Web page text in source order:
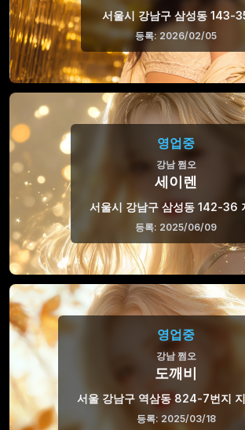
서울시 강남구 삼성동 143-
등록: 2026/02/05
영업중
강남 쩜오
세이렌
서울시 강남구 삼성동 142-36
등록: 2025/06/09
영업중
강남 쩜오
도깨비
서울 강남구 역삼동 824-7번지
등록: 2025/03/18